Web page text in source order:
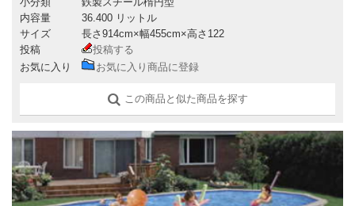
内容量
36.400 リットル
サイズ
長さ914cm×幅455cm×高さ122
投稿
投稿する
お気に入り
お気に入り商品に登録
この商品と似た商品を探す